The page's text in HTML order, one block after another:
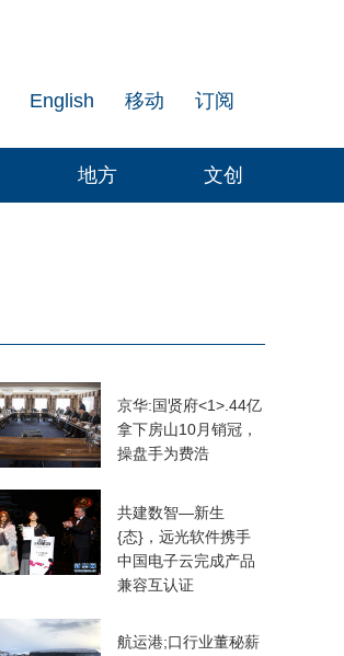
订阅
移动
English
地方 文创
京华:国贤府<1>.44亿
拿下房山10月销冠，
操盘手为费浩
共建数智—新生
{态}，远光软件携手
中国电子云完成产品
兼容互认证
航运港;口行业董秘薪